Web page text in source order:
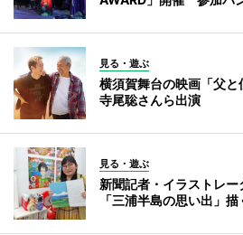
見る・遊ぶ
横須賀舞台の映画「父
寺尾聡さんら出演
見る・遊ぶ
新聞記者・イラストレ
「三浦半島の思い出」描